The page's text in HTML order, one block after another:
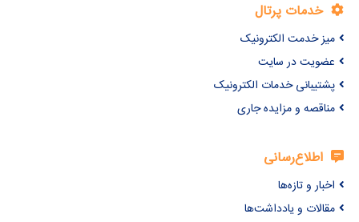
خدمات پرتال
میز خدمت الکترونیک
عضویت در سایت
پشتیبانی خدمات الکترونیک
مناقصه و مزایده جاری
اطلاع‌رسانی
اخبار و تازه‌ها
مقالات و یادداشت‌ها